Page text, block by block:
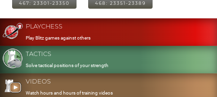
467: 23301-23350 468: 23351-23389
PLAYCHESS
Play Blitz games against others
TACTICS
Solve tactical positions of your strength
VIDEOS
Watch hours and hours of training videos